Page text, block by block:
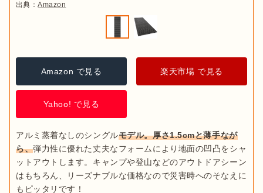
出典：Amazon
Amazon で見る 楽天市場 で見る
Yahoo! で見る
アルミ蒸着なしのシングルモデル。厚さ1.5cmと薄手なが
ら、弾力性に優れた丈夫なフォームにより地面の凹凸をシャ
ットアウトします。キャンプや登山などのアウトドアシーン
はもちろん、リーズナブルな価格なので災害時へのそなえに